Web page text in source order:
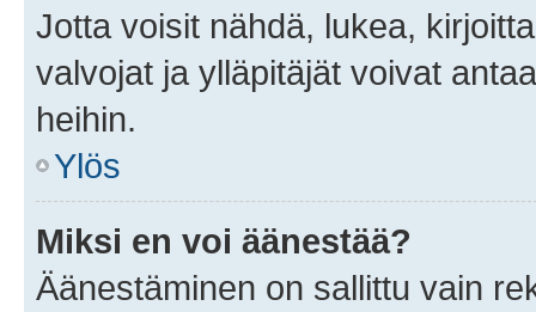
Jotta voisit nähdä, lukea,
valvojat ja ylläpitäjät voivat
heihin.
Ylös
Miksi en voi äänestää?
Äänestäminen on sallittu vain